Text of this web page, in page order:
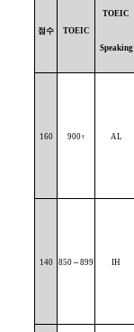
점수 TOEIC
TOEIC
Speaking
160 900↑ AL
140 850 ～ 899 IH